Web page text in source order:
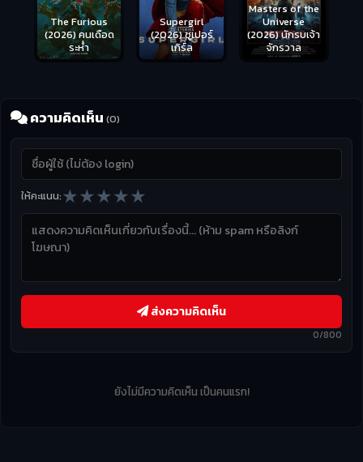
Supergirl
(2026) ซูเปอร์
เกิร์ล
Masters of the
Universe
(2026) นักรบเจ้า
จักรวาล
ความคิดเห็น (0)
ให้คะแนน:★★★★★
0/800
ส่งความคิดเห็น
ยังไม่มีความคิดเห็น เป็นคนแรก!